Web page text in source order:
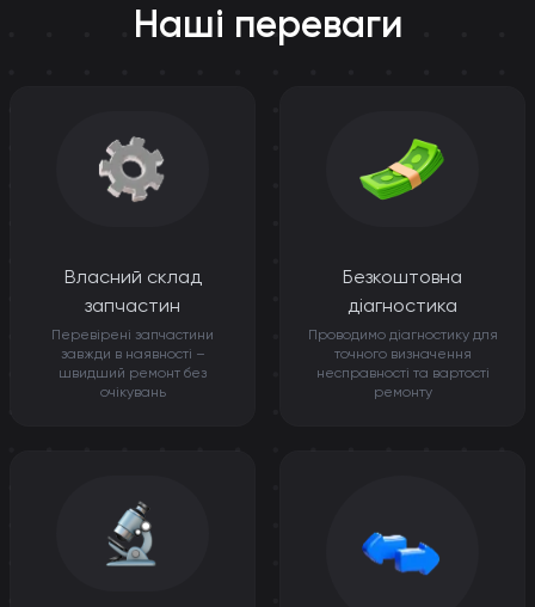
Наші переваги
Власний склад
запчастин
Перевірені запчастини
завжди в наявності –
швидший ремонт без
очікувань
Безкоштовна
діагностика
Проводимо діагностику для
точного визначення
несправності та вартості
ремонту